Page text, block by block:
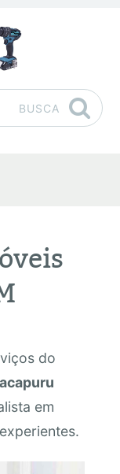
BUSCA
do
em